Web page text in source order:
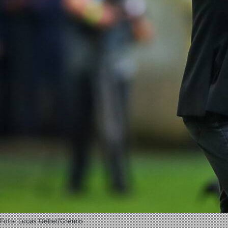
Foto: Lucas Uebel/Grêmio